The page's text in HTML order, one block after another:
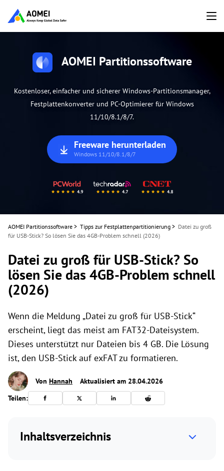
AOMEI Partitionssoftware
Kostenloser, einfacher und sicherer Windows-Partitionsmanager,
Festplattenkonverter und PC-Optimierer für Windows
11/10/8.1/8/7.
Freeware herunterladen
Windows 11/10/8.1/8/7
AOMEI Partitionssoftware > Tipps zur Festplattenpartitionierung > Datei zu groß
für USB-Stick? So lösen Sie das 4GB-Problem schnell (2026)
Datei zu groß für USB-Stick? So
lösen Sie das 4GB-Problem schnell
(2026)
Wenn die Meldung „Datei zu groß für USB-Stick“
erscheint, liegt das meist am FAT32-Dateisystem.
Dieses unterstützt nur Dateien bis 4 GB. Die Lösung
ist, den USB-Stick auf exFAT zu formatieren.
Von Hannah
Aktualisiert am 28.04.2026
Teilen:
Inhaltsverzeichnis